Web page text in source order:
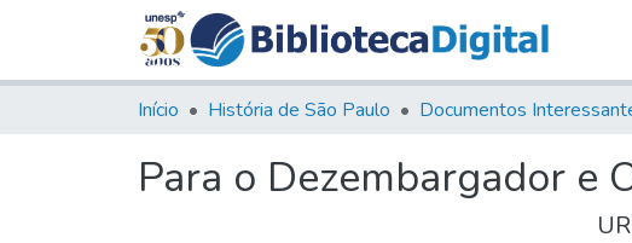
Início História de São Paulo Documentos
Para o Dezembargador e